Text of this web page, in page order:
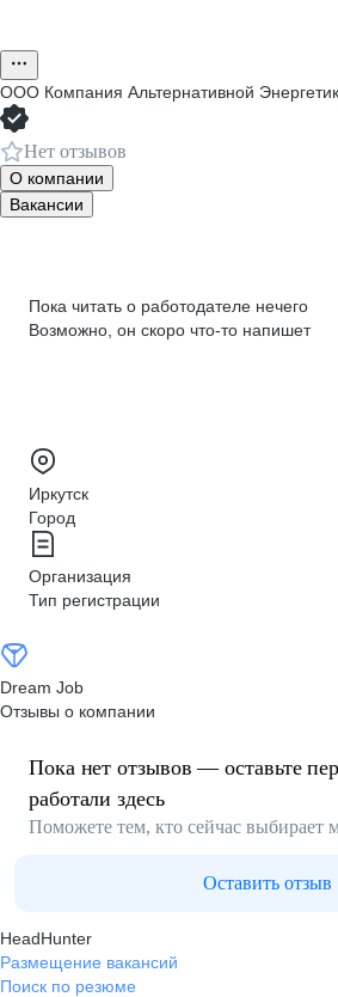
ООО Компания Альтернативной
Нет отзывов
О компании
Вакансии
Пока читать о работодателе нечего
Возможно, он скоро что‑то напишет
Иркутск
Город
Организация
Тип регистрации
Dream Job
Отзывы о компании
Пока нет отзывов — оставьте
работали здесь
Поможете тем, кто сейчас выбирает
Оставить отзыв
HeadHunter
Размещение вакансий
Поиск по резюме